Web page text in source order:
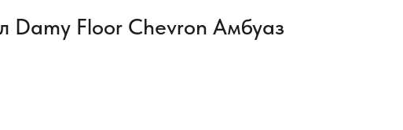
Damy Floor Chevron Амбуаз